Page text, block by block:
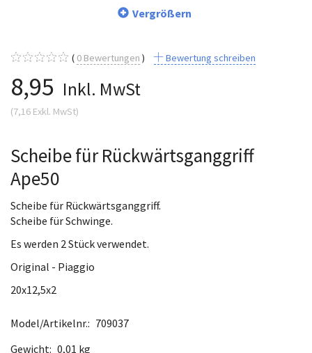
Vergrößern
0 Bewertungen Bewertung schreiben
8,95 Inkl. MwSt
(7,16 Exkl. MwSt)
Scheibe für Rückwärtsganggriff
Ape50
Scheibe für Rückwärtsganggriff.
Scheibe für Schwinge.
Es werden 2 Stück verwendet.
Original - Piaggio
20x12,5x2
Model/Artikelnr.: 709037
Gewicht: 0,01 kg